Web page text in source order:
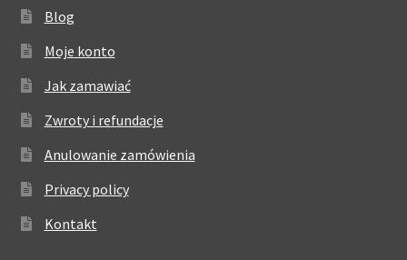
Blog
Moje konto
Jak zamawiać
Zwroty i refundacje
Anulowanie zamówienia
Privacy policy
Kontakt